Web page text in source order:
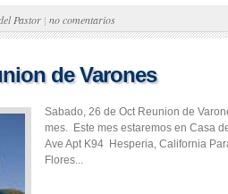
Pastor | no comentarios
de Varones
Sabado, 26 de Oct Reunion de
mes. Este mes estaremos en Casa
Ave Apt K94 Hesperia, California
Flores...